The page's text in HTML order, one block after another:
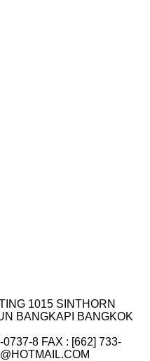
1015 SINTHORN
BANGKAPI BANGKOK
8 FAX : [662] 733-